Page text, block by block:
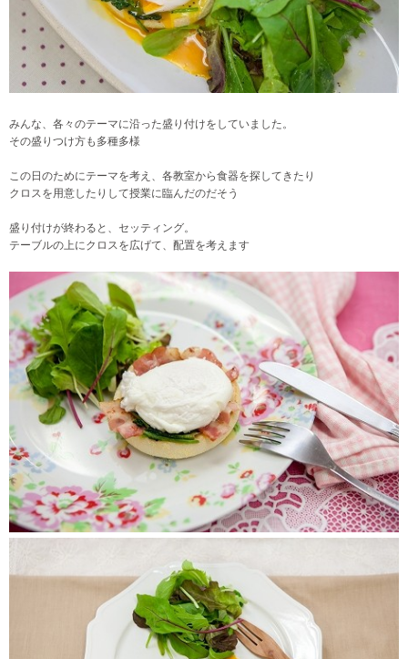
みんな、各々のテーマに沿った盛り付けをしていました。
その盛りつけ方も多種多様
この日のためにテーマを考え、 各教室から食器を探してきたり
クロスを用意したりして授業に臨んだのだそう
盛り付けが終わると、セッティング。
テーブルの上にクロスを広げて、配置を考えます